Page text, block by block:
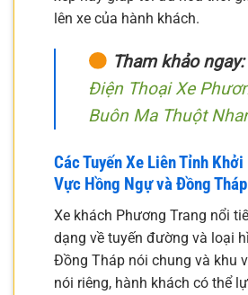
lên xe của hành khách.
Tham khảo ngay:
Điện Thoại Xe
Buôn Ma Thuột
Các Tuyến Xe Liên Tỉnh
Vực Hồng Ngự và Đồng Tháp
Xe khách Phương Trang nổi
dạng về tuyến đường và loại
Đồng Tháp nói chung và khu
nói riêng, hành khách có thể